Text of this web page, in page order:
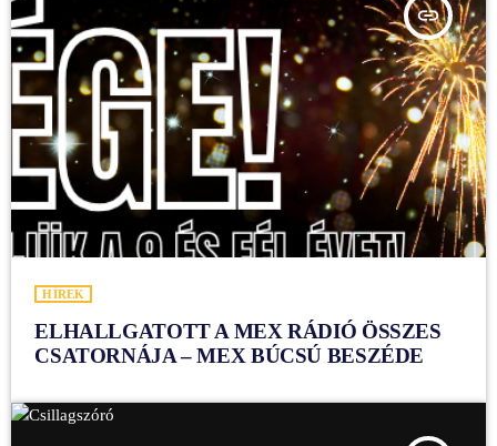
insert_link
HÍREK
ELHALLGATOTT A MEX RÁDIÓ ÖSSZES
CSATORNÁJA – MEX BÚCSÚ BESZÉDE